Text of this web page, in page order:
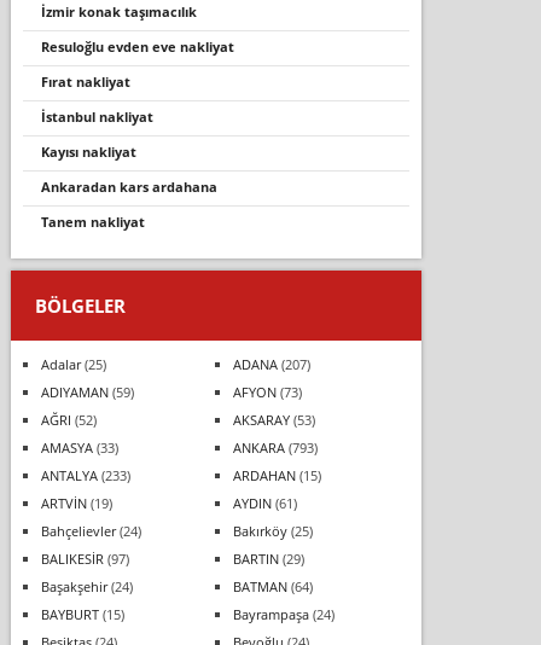
i̇zmir konak taşımacılık
resuloğlu evden eve nakliyat
firat nakli̇yat
i̇stanbul nakliyat
kayisi nakli̇yat
ankaradan kars ardahana
tanem nakliyat
BÖLGELER
Adalar(25) ADANA(207)
ADIYAMAN(59) AFYON(73)
AĞRI (52) AKSARAY(53)
AMASYA(33) ANKARA(793)
ANTALYA(233) ARDAHAN(15)
ARTVİN(19) AYDIN(61)
Bahçelievler(24) Bakırköy(25)
BALIKESİR (97) BARTIN(29)
Başakşehir(24) BATMAN(64)
BAYBURT(15) Bayrampaşa(24)